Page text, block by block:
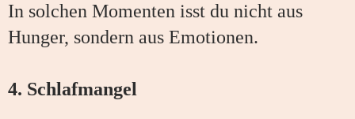
In solchen Momenten isst du nicht aus
Hunger, sondern aus Emotionen.
4. Schlafmangel